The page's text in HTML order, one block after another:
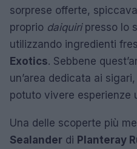
sorprese offerte,
proprio daiquiripresso lo
utilizzando ingredienti
Exotics. Sebbene
un’area dedicata ai
potuto vivere esperienze
Una delle scoperte più
Sealander di Planteray